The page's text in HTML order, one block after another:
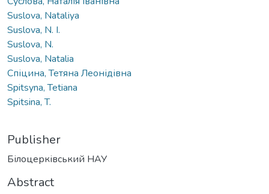
Suslova, Natalіya
Suslova, N. I.
Suslova, N.
Suslova, Natalia
Спіцина, Тетяна Леонідівна
Spitsyna, Tetiana
Spitsina, T.
Publisher
Білоцерківський НАУ
Abstract